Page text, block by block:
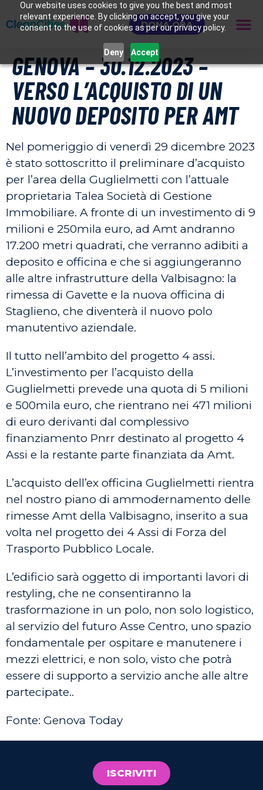
Our website uses cookies to give you the best and most
relevant experience. By clicking on accept, you give your
consent to the use of cookies as per our privacy policy.
Deny Accept
DONA ORA
GENOVA – 30.12.2023 –
VERSO L’ACQUISTO DI UN
NUOVO DEPOSITO PER AMT
Nel pomeriggio di venerdì 29 dicembre 2023
è stato sottoscritto il preliminare d’acquisto
per l’area della Guglielmetti con l’attuale
proprietaria Talea Società di Gestione
Immobiliare. A fronte di un investimento di 9
milioni e 250mila euro, ad Amt andranno
17.200 metri quadrati, che verranno adibiti a
deposito e officina e che si aggiungeranno
alle altre infrastrutture della Valbisagno: la
rimessa di Gavette e la nuova officina di
Staglieno, che diventerà il nuovo polo
manutentivo aziendale.
Il tutto nell’ambito del progetto 4 assi.
L’investimento per l’acquisto della
Guglielmetti prevede una quota di 5 milioni
e 500mila euro, che rientrano nei 471 milioni
di euro derivanti dal complessivo
finanziamento Pnrr destinato al progetto 4
Assi e la restante parte finanziata da Amt.
L’acquisto dell’ex officina Guglielmetti rientra
nel nostro piano di ammodernamento delle
rimesse Amt della Valbisagno, inserito a sua
volta nel progetto dei 4 Assi di Forza del
Trasporto Pubblico Locale.
L’edificio sarà oggetto di importanti lavori di
restyling, che ne consentiranno la
trasformazione in un polo, non solo logistico,
al servizio del futuro Asse Centro, uno spazio
fondamentale per ospitare e manutenere i
mezzi elettrici, e non solo, visto che potrà
essere di supporto a servizio anche alle altre
partecipate..
Fonte: Genova Today
ISCRIVITI